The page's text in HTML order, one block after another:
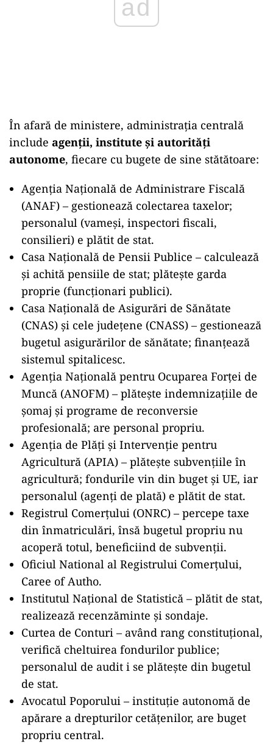
ad
În afară de ministere, administraţia centrală
include agenţii, institute şi autorităţi
autonome, fiecare cu bugete de sine stătătoare:
Agenţia Naţională de Administrare Fiscală
(ANAF) – gestionează colectarea taxelor;
personalul (vameşi, inspectori fiscali,
consilieri) e plătit de stat.
Casa Naţională de Pensii Publice – calculează
şi achită pensiile de stat; plăteşte garda
proprie (funcționari publici).
Casa Naţională de Asigurări de Sănătate
(CNAS) şi cele judeţene (CNASS) – gestionează
bugetul asigurărilor de sănătate; finanţează
sistemul spitalicesc.
Agenţia Naţională pentru Ocuparea Forţei de
Muncă (ANOFM) – plăteşte indemnizaţiile de
şomaj şi programe de reconversie
profesională; are personal propriu.
Agenţia de Plăţi şi Intervenţie pentru
Agricultură (APIA) – plăteşte subvenţiile în
agricultură; fondurile vin din buget şi UE, iar
personalul (agenţi de plată) e plătit de stat.
Registrul Comerţului (ONRC) – percepe taxe
din înmatriculări, însă bugetul propriu nu
acoperă totul, beneficiind de subvenţii.
Oficiul National al Registrului Comerțului,
Caree of Autho.
Institutul Naţional de Statistică – plătit de stat,
realizează recenzăminte şi sondaje.
Curtea de Conturi – având rang constituţional,
verifică cheltuirea fondurilor publice;
personalul de audit i se plăteşte din bugetul
de stat.
Avocatul Poporului – instituţie autonomă de
apărare a drepturilor cetăţenilor, are buget
propriu central.